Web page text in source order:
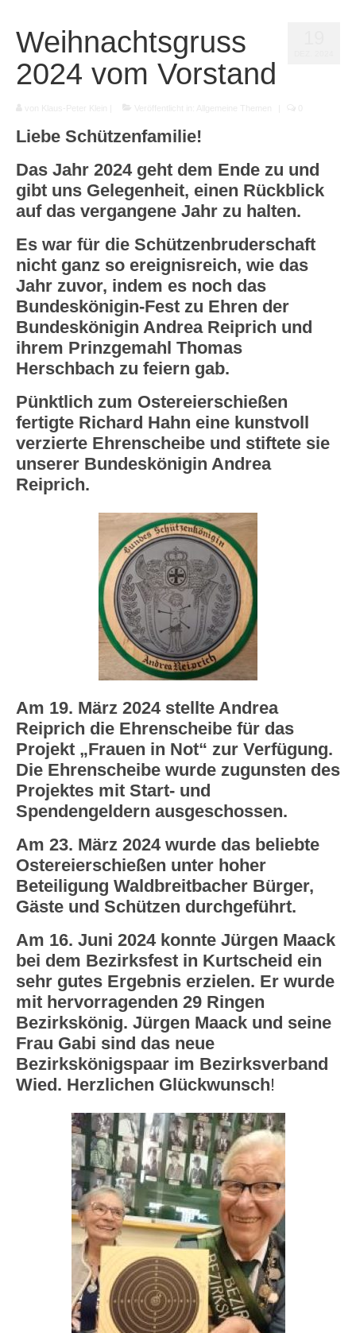
Ansprechpartner
Unsere Schützenbruderschaft
Bildergalerie
Chronik der St. Sebastianus
Schützenbruderschaft Waldbreitbach e.V.
Sportschützen
Termine 2026
Vorstand
Links
Ergebnisdienst Bezirk Wied e.V.
Hallenvermietung
Weihnachtsgruss
2024 vom Vorstand
Liebe Schützenfamilie!
Das Jahr 2024 geht dem Ende zu und
gibt uns Gelegenheit, einen Rückblick
auf das vergangene Jahr zu halten.
Es war für die Schützenbruderschaft
nicht ganz so ereignisreich, wie das
Jahr zuvor, indem es noch das
Bundeskönigin-Fest zu Ehren der
Bundeskönigin Andrea Reiprich und
ihrem Prinzgemahl Thomas
Herschbach zu feiern gab.
Pünktlich zum Ostereierschießen
fertigte Richard Hahn eine kunstvoll
verzierte Ehrenscheibe und stiftete sie
unserer Bundeskönigin Andrea
Reiprich.
Am 19. März 2024 stellte Andrea
Reiprich die Ehrenscheibe für das
Projekt „Frauen in Not“ zur Verfügung.
Die Ehrenscheibe wurde zugunsten des
Projektes mit Start- und
Spendengeldern ausgeschossen.
Am 23. März 2024 wurde das beliebte
Ostereierschießen unter hoher
Beteiligung Waldbreitbacher Bürger,
Gäste und Schützen durchgeführt.
Am 16. Juni 2024 konnte Jürgen Maack
bei dem Bezirksfest in Kurtscheid ein
sehr gutes Ergebnis erzielen. Er wurde
mit hervorragenden 29 Ringen
Bezirkskönig. Jürgen Maack und seine
Frau Gabi sind das neue
Bezirkskönigspaar im Bezirksverband
Wied. Herzlichen Glückwunsch!